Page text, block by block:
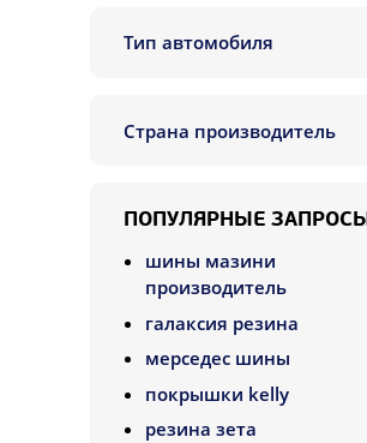
Antares
Artum
Atlas
Atturo
Тип автомобиля
легкогрузовой
Страна производитель
ПОПУЛЯРНЫЕ ЗАПРОСЫ
шины мазини
производитель
галаксия резина
мерседес шины
покрышки kelly
резина зета